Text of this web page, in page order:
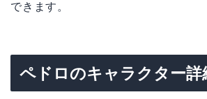
できます。
ペドロのキャラクター詳